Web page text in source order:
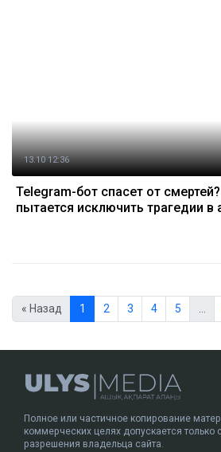
13.10 12:36
Telegram-бот спасет от
пытается исключить трагедии в
« Назад 1 2 3 4 5 …
Полное или частичное копирование
коммерческих целях допускается только
разрешения владельца сайта.